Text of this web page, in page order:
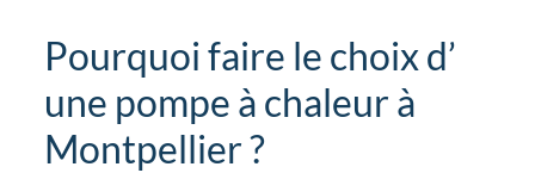
Pourquoi faire le choix d’
une pompe à chaleur à
Montpellier ?